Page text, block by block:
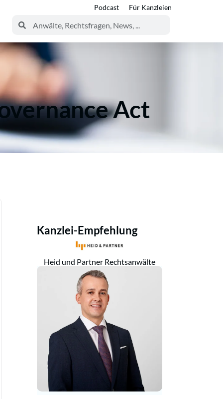
Podcast Für Kanzleien
Act
Kanzlei-Empfehlung
Heid und Partner Rechtsanwälte